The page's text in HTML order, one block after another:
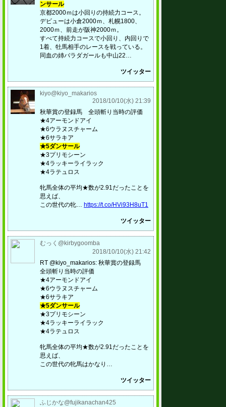
ンサール
京都2000ｍは小回りの持続力コース。
デビューは小倉2000ｍ、札幌1800、
2000ｍ、前走が阪神2000ｍ。
すべて持続力コースで小回り、内回りで
1着、牡馬相手のレースを戦っている。
同血の姉バラダガールも中山22…
ツイッター
kiyo@kiyo_makarios
2018/10/10(水) 21:39
秋華賞の登録馬 全頭斬り当時の評価
★4アーモンドアイ
★6ウラヌスチャーム
★6サラキア
★5ダンサール
★3プリモシーン
★4ラッキーライラック
★4ラテュロス
牝馬全体の平均★数が2.91だったことを
思えば、
この世代の牝… https://t.co/HVi93H8uT1
ツイッター
むっく@kirbygoomba
2018/10/10(水) 21:42
RT @kiyo_makarios: 秋華賞の登録馬
全頭斬り当時の評価
★4アーモンドアイ
★6ウラヌスチャーム
★6サラキア
★5ダンサール
★3プリモシーン
★4ラッキーライラック
★4ラテュロス
牝馬全体の平均★数が2.91だったことを
思えば、
この世代の牝馬はかなり…
ツイッター
ふじかな@fujikanachan425